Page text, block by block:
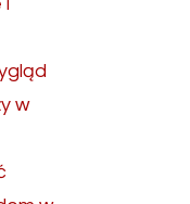
w